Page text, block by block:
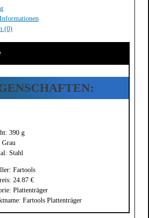
(0)
390 g
Grau
Stahl
Fartools
24.87 €
Plattenträger
Fartools Plattenträger